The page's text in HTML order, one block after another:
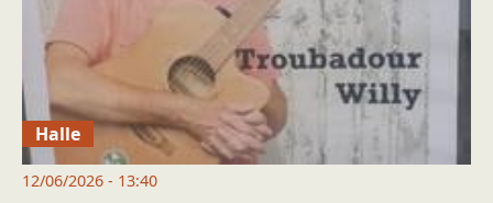
Halle
12/06/2026 - 13:40